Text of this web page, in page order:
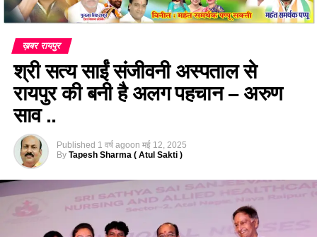
ख़बर रायपुर
श्री सत्य साईं संजीवनी अस्पताल से
रायपुर की बनी है अलग पहचान – अरुण
साव ..
Published 1 वर्ष agoon मई 12, 2025
By Tapesh Sharma ( Atul Sakti )